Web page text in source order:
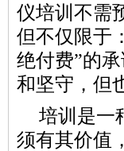
仪培训不需
但不仅限于
绝付费”的
和坚守 ，但
培训是一
须有其价值